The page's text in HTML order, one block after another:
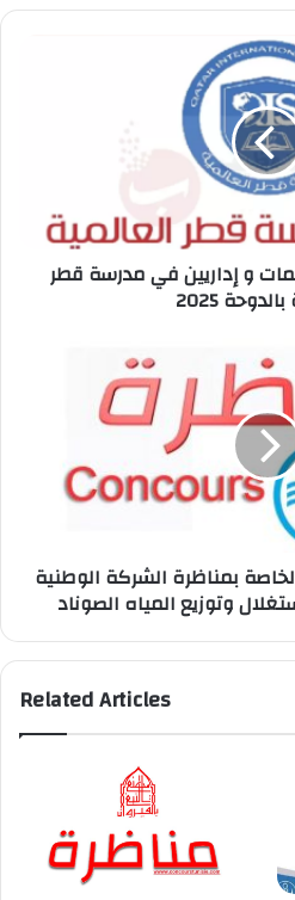
مدرسة
العالميةو إداريين في مدرسة قطر
2025
الشركة
الوطنية
المياه
الصوناد
بمناظرة الشركة الوطنية
Related Articles